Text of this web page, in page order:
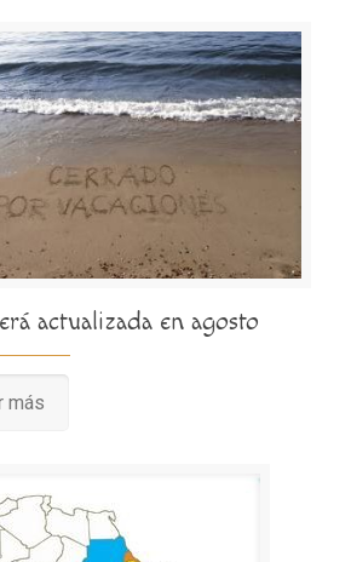
actualizada en agosto
más